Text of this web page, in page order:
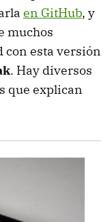
en GitHub, y
muchos
con esta versión
. Hay diversos
que explican